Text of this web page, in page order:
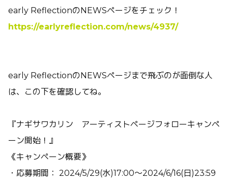
early ReflectionのNEWSページをチェック！
https://earlyreflection.com/news/4937/
early ReflectionのNEWSページまで飛ぶのが面倒な人
は、この下を確認してね。
『ナギサワカリン アーティストページフォローキャンペ
ーン開始！ 』
《キャンペーン概要》
・応募期間： 2024/5/29(水)17:00～2024/6/16(日)23:59